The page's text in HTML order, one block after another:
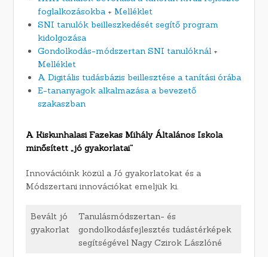
foglalkozásokba + Melléklet
SNI tanulók beilleszkedését segítő program
kidolgozása
Gondolkodás-módszertan SNI tanulóknál +
Melléklet
A Digitális tudásbázis beillesztése a tanítási órába
E-tananyagok alkalmazása a bevezető
szakaszban
A Kiskunhalasi Fazekas Mihály Általános Iskola
minősített „jó gyakorlatai”
Innovációink közül a Jó gyakorlatokat és a
Módszertani innovációkat emeljük ki.
Bevált jó
gyakorlat
Tanulásmódszertan- és
gondolkodásfejlesztés tudástérképek
segítségével Nagy Czirok Lászlóné